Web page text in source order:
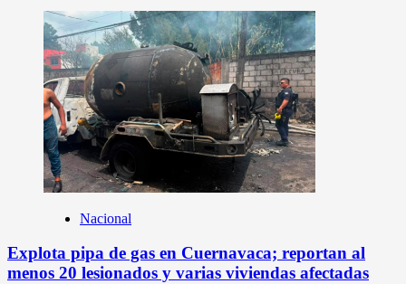
Nacional
Explota pipa de gas en Cuernavaca; reportan al
menos 20 lesionados y varias viviendas afectadas